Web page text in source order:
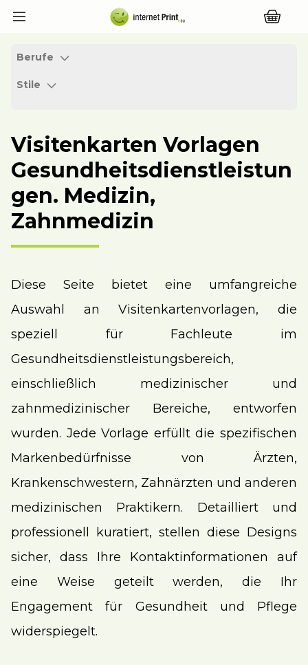
Berufe
Stile
Visitenkarten Vorlagen
Gesundheitsdienstleistun
gen. Medizin,
Zahnmedizin
Diese Seite bietet eine umfangreiche
Auswahl an Visitenkartenvorlagen, die
speziell für Fachleute im
Gesundheitsdienstleistungsbereich,
einschließlich medizinischer und
zahnmedizinischer Bereiche, entworfen
wurden. Jede Vorlage erfüllt die spezifischen
Markenbedürfnisse von Ärzten,
Krankenschwestern, Zahnärzten und anderen
medizinischen Praktikern. Detailliert und
professionell kuratiert, stellen diese Designs
sicher, dass Ihre Kontaktinformationen auf
eine Weise geteilt werden, die Ihr
Engagement für Gesundheit und Pflege
widerspiegelt.